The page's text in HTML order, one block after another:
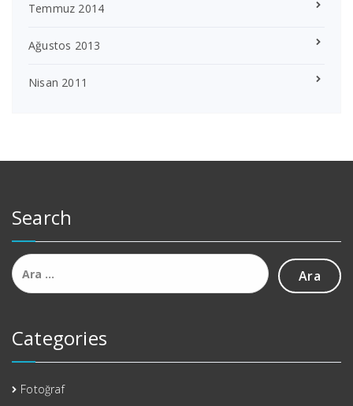
Temmuz 2014
Ağustos 2013
Nisan 2011
Search
Arama:
Categories
Fotoğraf